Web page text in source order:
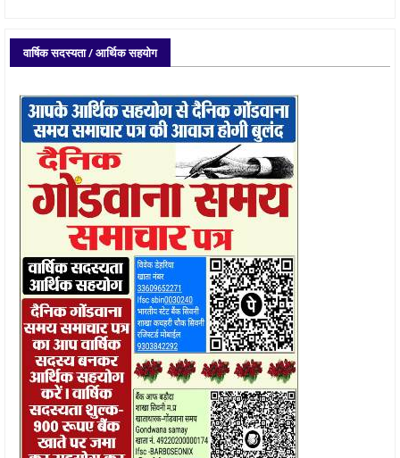
वार्षिक सदस्यता / आर्थिक सहयोग